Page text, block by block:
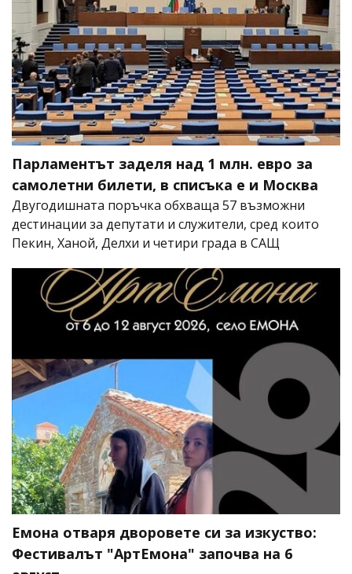
Парламентът заделя над 1 млн. евро за
самолетни билети, в списъка е и Москва
Двугодишната поръчка обхваща 57 възможни
дестинации за депутати и служители, сред които
Пекин, Ханой, Делхи и четири града в САЩ
Емона отваря дворовете си за изкуство:
Фестивалът "АртЕмона" започва на 6